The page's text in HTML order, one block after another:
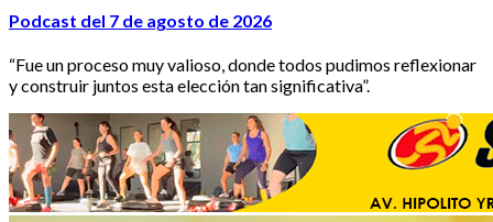
Podcast del 7 de agosto de 2026
“Fue un proceso muy valioso, donde todos pudimos reflexionar
y construir juntos esta elección tan significativa”.